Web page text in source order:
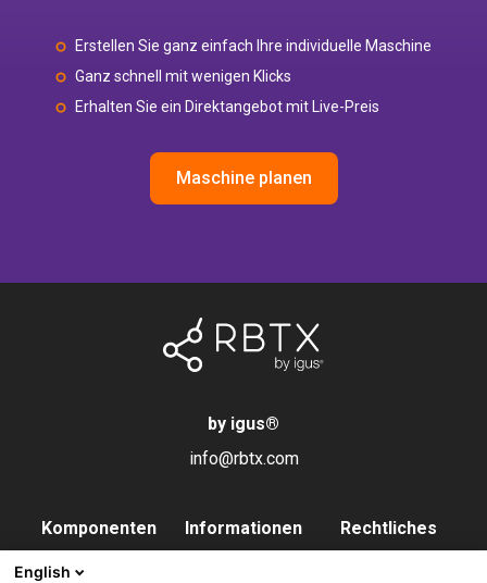
Erstellen Sie ganz einfach Ihre individuelle Maschine
Ganz schnell mit wenigen Klicks
Erhalten Sie ein Direktangebot mit Live-Preis
Maschine planen
by igus®
info@rbtx.com
Komponenten
Informationen
Rechtliches
English